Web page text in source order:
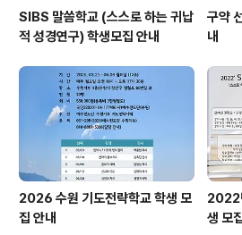
SIBS 말씀학교 (스스로 하는 귀납
적 성경연구) 학생모집 안내
구약
내
2026 수원 기도전략학교 학생 모
집 안내
2022
생 모